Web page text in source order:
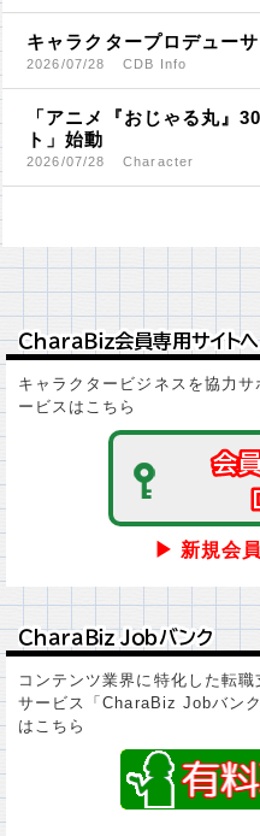
キャラクタープロデュー
2026/07/28 CDB Info
「アニメ『おじゃる丸』
ト」始動
2026/07/28 Character
ＣｈａｒａＢｉｚ会員専用サイトへ
ＣｈａｒａＢｉｚ会員専用サイトへ
キャラクタービジネスを協力
ービスはこちら
会
会
▶ 新規会
ＣｈａｒａＢｉｚ Ｊｏｂバンク
ＣｈａｒａＢｉｚ Ｊｏｂバンク
コンテンツ業界に特化した転職
サービス「CharaBiz Jobバンク
はこちら